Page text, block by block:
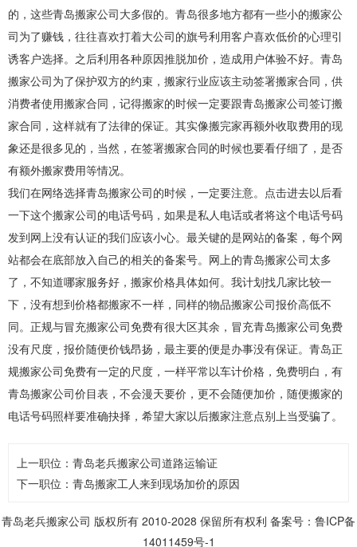
的，这些青岛搬家公司大多假的。青岛很多地方都有一些小的搬家公
司为了赚钱，往往喜欢打着大公司的旗号利用客户喜欢低价的心理引
诱客户选择。之后利用各种原因推脱加价，造成用户体验不好。青岛
搬家公司为了保护双方的约束，搬家行业应该主动签署搬家合同，供
消费者使用搬家合同，记得搬家的时候一定要跟青岛搬家公司签订搬
家合同，这样就有了法律的保证。其实像搬完家再额外收取费用的现
象还是很多见的，当然，在签署搬家合同的时候也要看仔细了，是否
有额外搬家费用等情况。
我们在网络选择青岛搬家公司的时候，一定要注意。点击进去以后看
一下这个搬家公司的电话号码，如果是私人电话或者将这个电话号码
发到网上没有认证的我们应该小心。最关键的是网站的备案，每个网
站都会在底部放入自己的相关的备案号。网上的青岛搬家公司太多
了，不知道哪家服务好，搬家价格具体如何。我计划找几家比较一
下，没有想到价格都搬家不一样，同样的物品搬家公司报价高低不
同。正规与冒充搬家公司免费有很大区其余，冒充青岛搬家公司免费
没有尺度，报价随便价钱昂扬，最主要的便是办事没有保证。青岛正
规搬家公司免费有一定的尺度，一样平常以车计价格，免费明白，有
青岛搬家公司价目表，不会漫天要价，更不会随便加价，随便搬家的
电话号码照样要准确抉择，希望大家以后搬家注意点别上当受骗了。
上一职位： 青岛老兵搬家公司道路运输证
下一职位： 青岛搬家工人来到现场加价的原因
青岛老兵搬家公司 版权所有 2010-2028 保留所有权利 备案号：鲁ICP备
14011459号-1